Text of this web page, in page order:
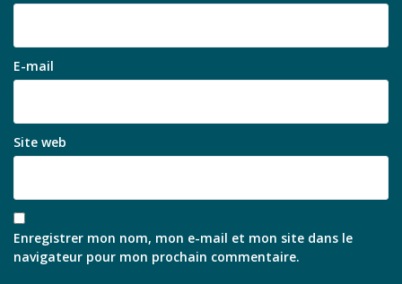
E-mail
Site web
Enregistrer mon nom, mon e-mail et mon site dans le
navigateur pour mon prochain commentaire.